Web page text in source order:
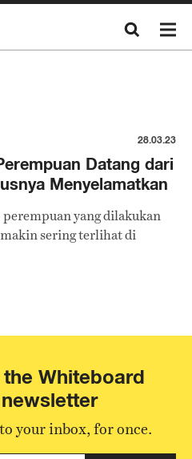
28.03.23
Datang dari
Menyelamatkan
yang dilakukan
sering terlihat di
Whiteboard
your inbox, for once.